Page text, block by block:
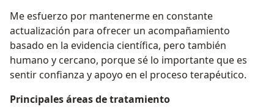
Me esfuerzo por mantenerme en constante
actualización para ofrecer un acompañamiento
basado en la evidencia científica, pero también
humano y cercano, porque sé lo importante que es
sentir confianza y apoyo en el proceso terapéutico.
Principales áreas de tratamiento